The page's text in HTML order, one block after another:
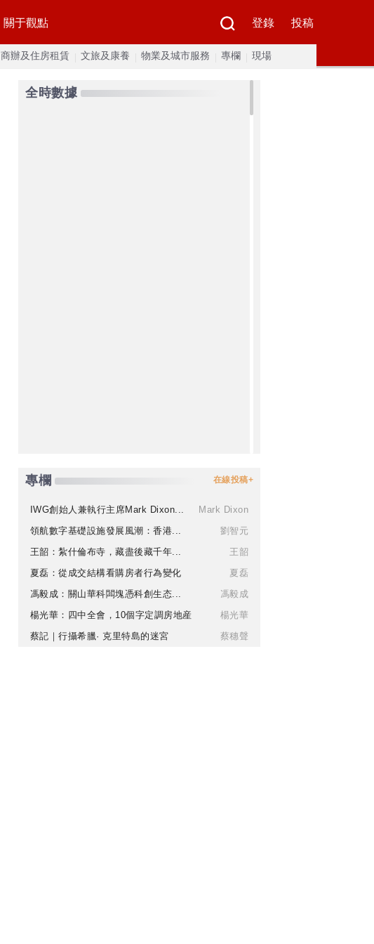
關于觀點 登錄 投稿
商辦及住房租賃 文旅及康養 物業及城市服務 專欄 現場
全時數據
專欄 在線投稿+
IWG創始人兼執行主席Mark Dixon...
Mark Dixon
領航數字基礎設施發展風潮：香港...
劉智元
王韶：紮什倫布寺，藏盡後藏千年...
王韶
夏磊：從成交結構看購房者行為變化
夏磊
馮毅成：關山華科闆塊憑科創生态...
馮毅成
楊光華：四中全會，10個字定調房地産
楊光華
蔡記｜行攝希臘· 克里特島的迷宮
蔡穗聲